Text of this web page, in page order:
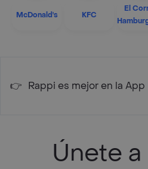
McDonald's KFC
El
👉 Rappi es mejor en la App
Únete a